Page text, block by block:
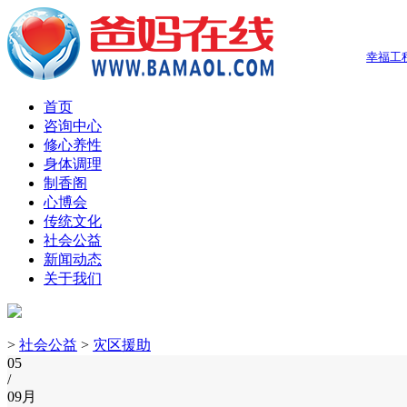
首页
咨询中心
修心养性
身体调理
制香阁
心博会
传统文化
社会公益
新闻动态
关于我们
> 社会公益 > 灾区援助
幸福工
05
/
09月